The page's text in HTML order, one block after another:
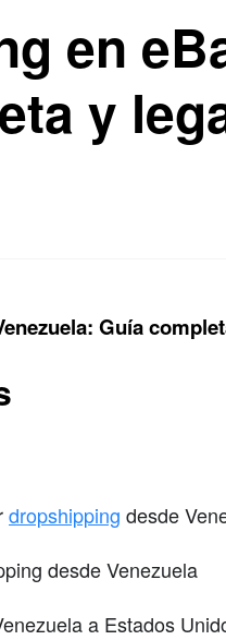
en
y
Guía
dropshipping desde
desde Venezuela
a Estados